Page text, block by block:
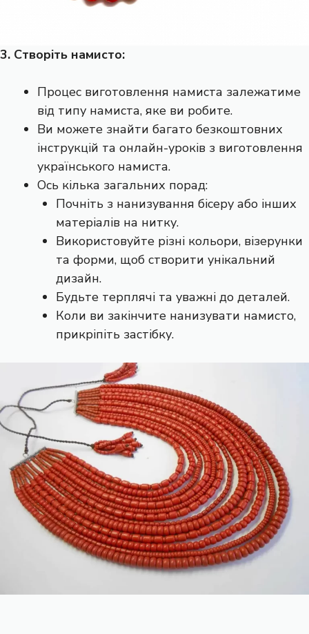
3. Створіть намисто:
Процес виготовлення намиста залежатиме
від типу намиста, яке ви робите.
Ви можете знайти багато безкоштовних
інструкцій та онлайн-уроків з виготовлення
українського намиста.
Ось кілька загальних порад:
Почніть з нанизування бісеру або інших
матеріалів на нитку.
Використовуйте різні кольори, візерунки
та форми, щоб створити унікальний
дизайн.
Будьте терплячі та уважні до деталей.
Коли ви закінчите нанизувати намисто,
прикріпіть застібку.